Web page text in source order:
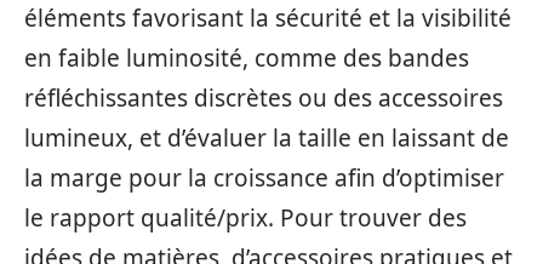
éléments favorisant la sécurité et la visibilité
en faible luminosité, comme des bandes
réfléchissantes discrètes ou des accessoires
lumineux, et d’évaluer la taille en laissant de
la marge pour la croissance afin d’optimiser
le rapport qualité/prix. Pour trouver des
idées de matières, d’accessoires pratiques et